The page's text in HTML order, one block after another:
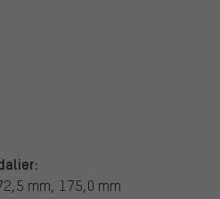
mm, 175,0 mm